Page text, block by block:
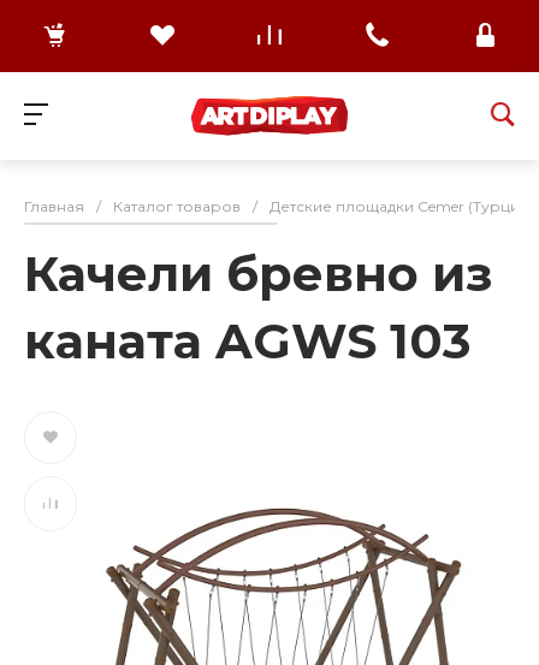
Главная / Каталог товаров / Детские площадки Cemer (Турция)
Качели бревно из
каната AGWS 103